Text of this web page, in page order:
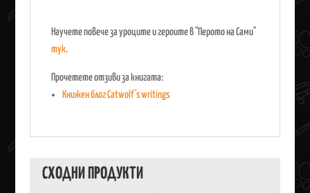
Научете повече за уроците и героите в "Перото на Сами"
тук.
Прочетете отзиви за книгата:
Книжен блог Catwolf's writings
СХОДНИ ПРОДУКТИ